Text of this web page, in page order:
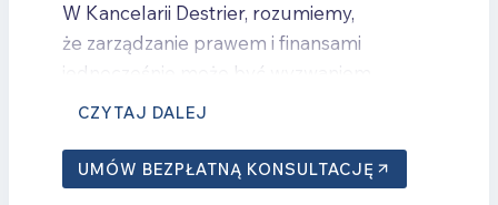
W Kancelarii Destrier, rozumiemy,
że zarządzanie prawem i finansami
jednocześnie może być wyzwaniem.
Dlatego nasz zespół specjalistów jest
umożliwiając Ci skoncentrowanie się
na rozwoju Twojego biznesu.
CZYTAJ DALEJ
UMÓW BEZPŁATNĄ KONSULTACJĘ